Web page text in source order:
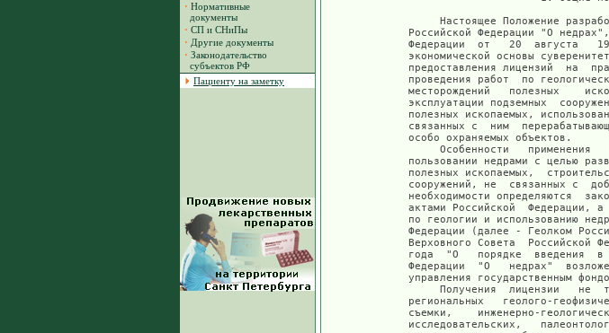
· Нормативные
документы
· СП и СНиПы
· Другие документы
· Законодательство
субъектов РФ
Пациенту на заметку